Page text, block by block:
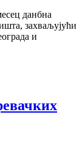
данбна
захваљујући
и